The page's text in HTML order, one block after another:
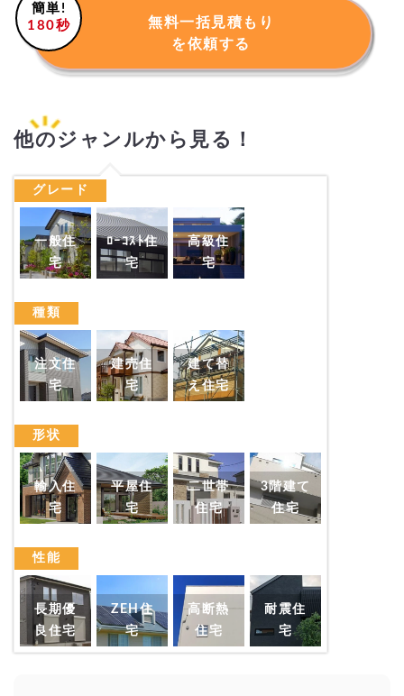
『年間の実績』『年間の売
上金額』『保険加入等』
「人柄」などの評価も審査基準
無料一括見積りをご利用され
た方の『お声』を頂きました
ので一部ご掲載します。
『間取り図が貰えて』が良かった
江戸川区
M様4人家族
『満足のいく結果』で良かった
簡単!
180秒
無料一括見積もり
を依頼する
他のジャンルから見る！
グレード
一般住
宅
ﾛｰｺｽﾄ住
宅
高級住
宅
種類
注文住
宅
建売住
宅
建て替
え住宅
形状
輸入住
宅
平屋住
宅
二世帯
住宅
3階建て
住宅
性能
長期優
良住宅
ZEH住
宅
高断熱
住宅
耐震住
宅